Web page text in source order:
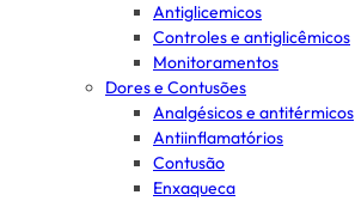
Antiglicemicos
Controles e antiglicêmicos
Monitoramentos
Dores e Contusões
Analgésicos e antitérmicos
Antiinflamatórios
Contusão
Enxaqueca